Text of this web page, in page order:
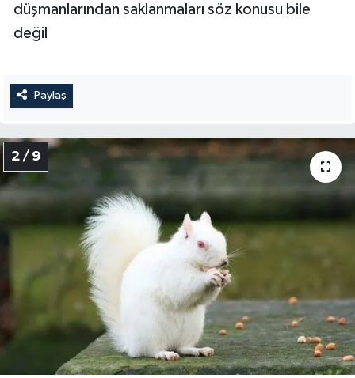
düşmanlarından saklanmaları söz konusu bile
değil
Paylaş
2 / 9